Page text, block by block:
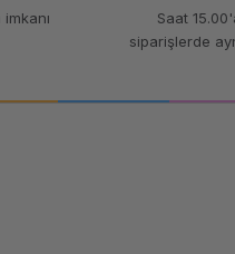
Saat
siparişlerde